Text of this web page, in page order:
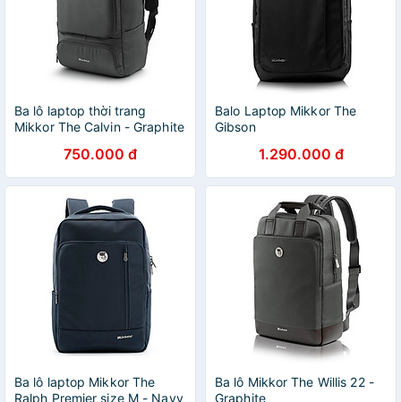
Ba lô laptop thời trang
Mikkor The Calvin - Graphite
750.000 đ
Balo Laptop Mikkor The
Gibson
1.290.000 đ
Ba lô laptop Mikkor The
Ralph Premier size M - Navy
Ba lô Mikkor The Willis 22 -
Graphite